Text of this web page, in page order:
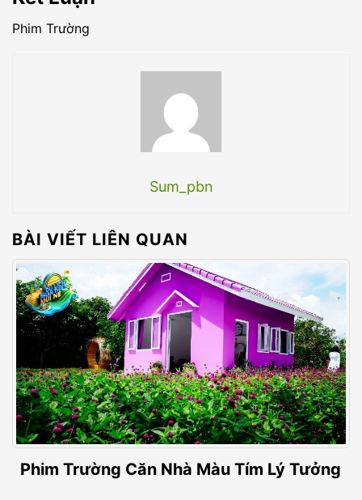
Phim Trường
Sum_pbn
BÀI VIẾT LIÊN QUAN
Phim Trường Căn Nhà Màu Tím Lý Tưởng